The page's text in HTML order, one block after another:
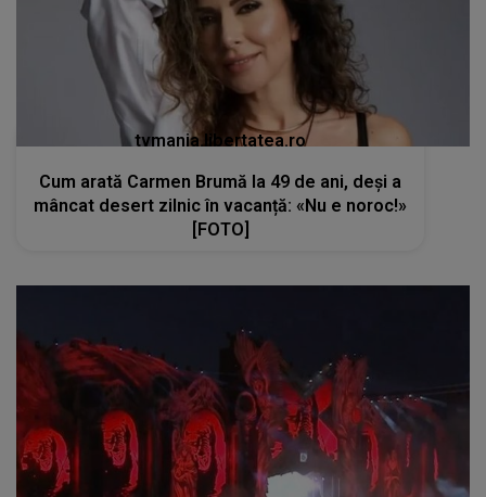
tvmania.libertatea.ro
Cum arată Carmen Brumă la 49 de ani, deși a
mâncat desert zilnic în vacanță: «Nu e noroc!»
[FOTO]